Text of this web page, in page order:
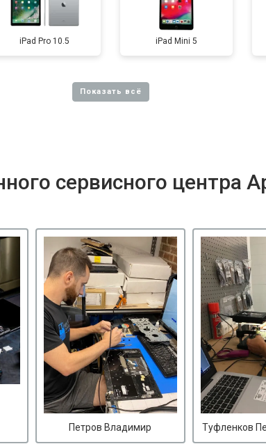
iPad Pro 10.5 iPad Mini 5
сервисного центра
Петров Владимир Туфленков